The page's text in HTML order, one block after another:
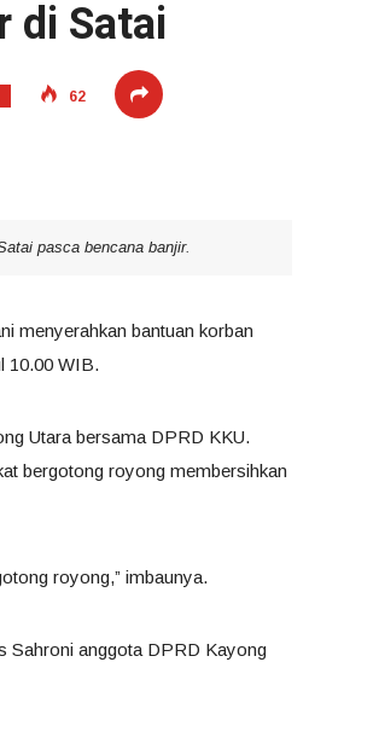
di Satai
62
pasca bencana banjir.
menyerahkan bantuan korban
10.00 WIB.
Utara bersama DPRD KKU.
bergotong royong membersihkan
royong,” imbaunya.
Sahroni anggota DPRD Kayong